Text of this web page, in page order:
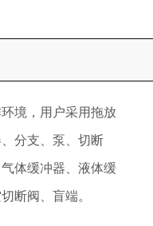
境，用户采用拖放
分支、泵、切断
体缓冲器、液体缓
断阀、盲端。